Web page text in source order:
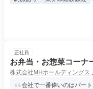
正社員
お弁当・お惣菜コーナ
株式会社MHホールディングス
会社で一番偉いのはパー